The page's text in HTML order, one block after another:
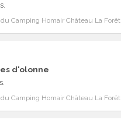
Camping Homair Château La Forêt
d'olonne
Camping Homair Château La Forêt